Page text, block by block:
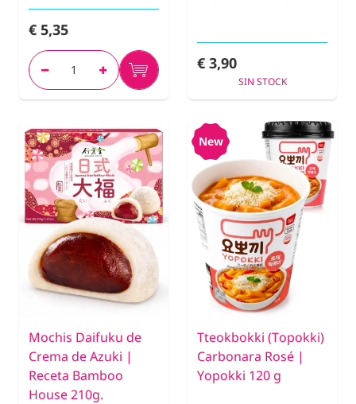
€ 5,35
€ 3,90
SIN STOCK
Mochis Daifuku de
Crema de Azuki |
Receta Bamboo
House 210g.
New
Tteokbokki (Topokki)
Carbonara Rosé |
Yopokki 120 g